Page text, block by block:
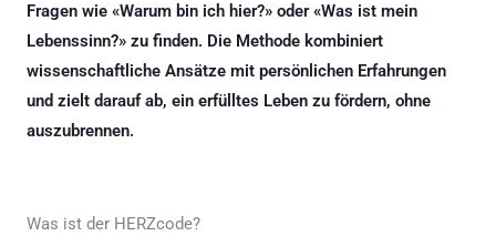
Fragen wie «Warum bin ich hier?» oder «Was ist mein
Lebenssinn?» zu finden. Die Methode kombiniert
wissenschaftliche Ansätze mit persönlichen Erfahrungen
und zielt darauf ab, ein erfülltes Leben zu fördern, ohne
auszubrennen.
Was ist der HERZcode?